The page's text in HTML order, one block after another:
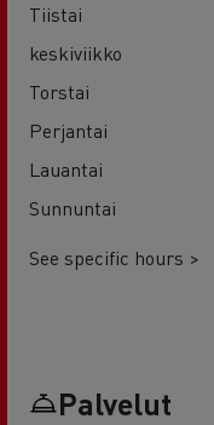
Tiistai
keskiviikko
Torstai
Perjantai
Lauantai
Sunnuntai
See specific hours >
Palvelut